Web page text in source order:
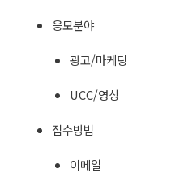
응모분야
광고/마케팅
UCC/영상
접수방법
이메일